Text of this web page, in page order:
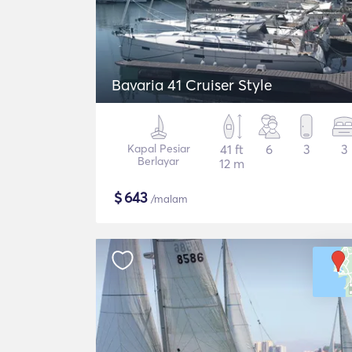
Bavaria 41 Cruiser Style
Kapal Pesiar
Berlayar
41 ft
12 m
6 3 3
$643 /malam